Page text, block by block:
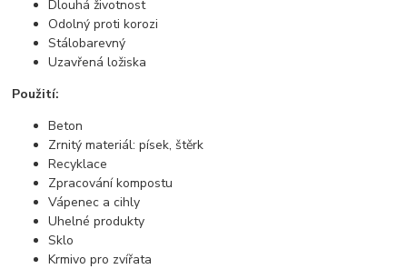
Dlouhá životnost
Odolný proti korozi
Stálobarevný
Uzavřená ložiska
Použití:
Beton
Zrnitý materiál: písek, štěrk
Recyklace
Zpracování kompostu
Vápenec a cihly
Uhelné produkty
Sklo
Krmivo pro zvířata